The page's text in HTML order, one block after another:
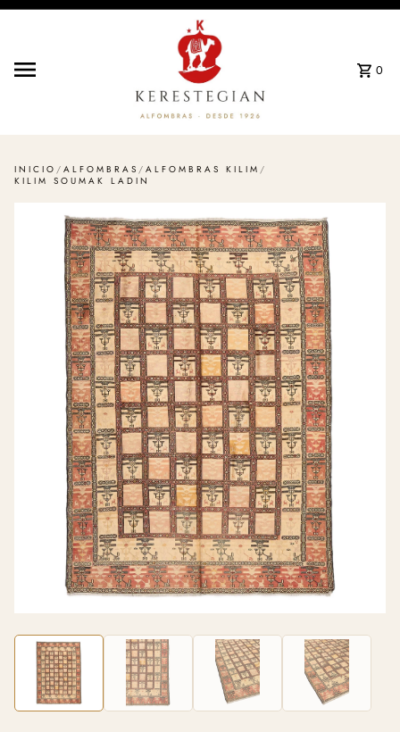
0
INICIO / ALFOMBRAS / ALFOMBRAS KILIM /
KILIM SOUMAK LADIN